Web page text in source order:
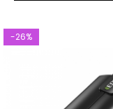
-26%